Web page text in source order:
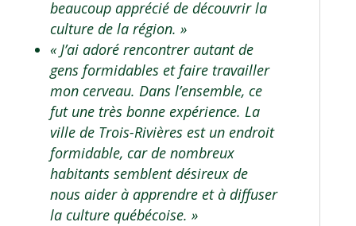
beaucoup apprécié de découvrir la
culture de la région. »
« J’ai adoré rencontrer autant de
gens formidables et faire travailler
mon cerveau. Dans l’ensemble, ce
fut une très bonne expérience. La
ville de Trois-Rivières est un endroit
formidable, car de nombreux
habitants semblent désireux de
nous aider à apprendre et à diffuser
la culture québécoise. »